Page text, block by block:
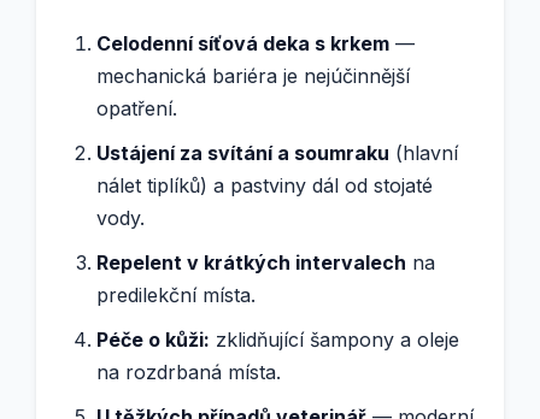
Celodenní síťová deka s krkem —
mechanická bariéra je nejúčinnější
opatření.
Ustájení za svítání a soumraku (hlavní
nálet tiplíků) a pastviny dál od stojaté
vody.
Repelent v krátkých intervalech na
predilekční místa.
Péče o kůži: zklidňující šampony a oleje
na rozdrbaná místa.